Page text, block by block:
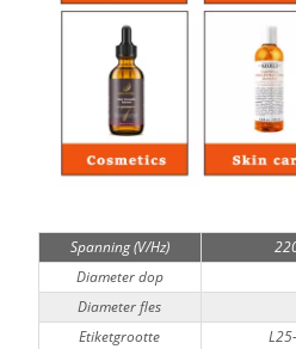
Spanning (V/Hz)
Diameter dop
Diameter fles
Etiketgrootte